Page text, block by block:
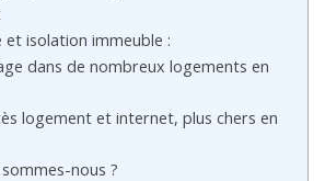
et isolation immeuble :
dans de nombreux logements en
logement et internet, plus chers en
nous ?